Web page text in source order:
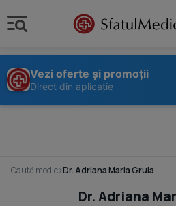
Vezi oferte și promoții
Direct din aplicație
Caută medic›Dr. Adriana Maria Gruia
Dr. Adriana